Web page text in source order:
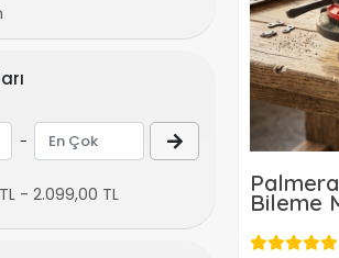
-
- 2.099,00 TL Bileme